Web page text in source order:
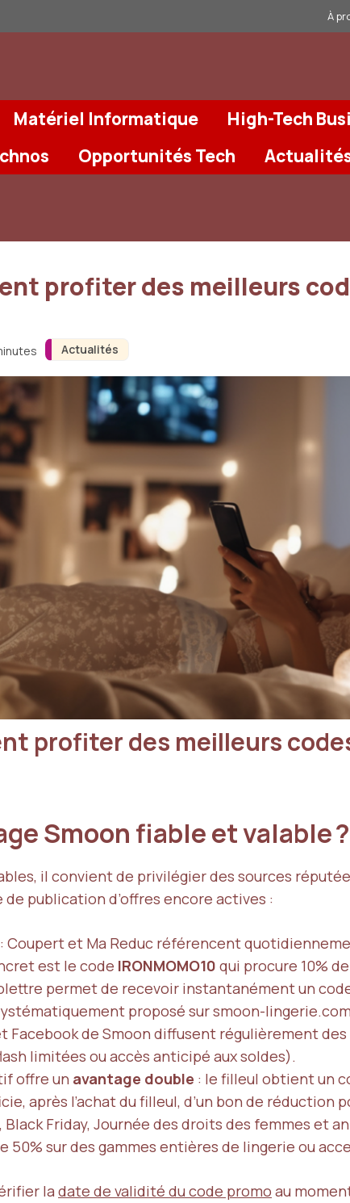
À
Matériel Informatique High-Tech
Opportunités Tech
Actualités
profiter des meilleurs
profiter des meilleurs
Smoon fiable et valable ?
il convient de privilégier des sources
publication d’offres encore actives :
: Coupert et Ma Reduc référencent
est le code IRONMOMO10 qui procure 10%
permet de recevoir instantanément un
proposé sur smoon-
Facebook de Smoon diffusent régulièrement
limitées ou accès anticipé aux soldes).
offre un avantage double : le filleul obtient un
après l’achat du filleul, d’un bon de réduction
Black Friday, Journée des droits des femmes et
50% sur des gammes entières de lingerie ou
la date de validité du code promo au